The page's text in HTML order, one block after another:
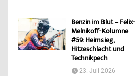
Benzin im Blut – Felix-
Melnikoff-Kolumne
#59: Heimsieg,
Hitzeschlacht und
Technikpech
23. Juli 2026